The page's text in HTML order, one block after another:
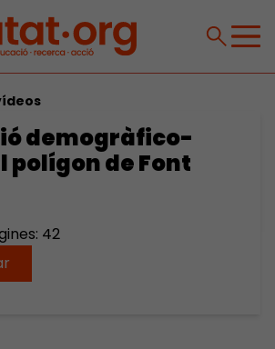
demogràfico-
polígon de Font
42